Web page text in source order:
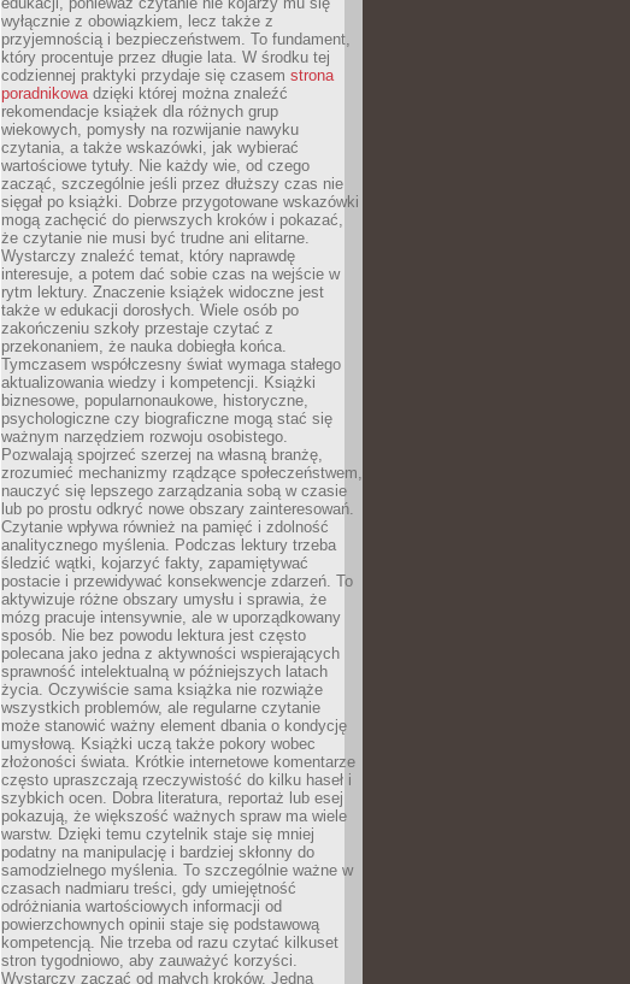
wyłącznie z obowiązkiem, lecz także z
przyjemnością i bezpieczeństwem. To fundament,
który procentuje przez długie lata. W środku tej
codziennej praktyki przydaje się czasem strona
poradnikowadzięki której można znaleźć
rekomendacje książek dla różnych grup
wiekowych, pomysły na rozwijanie nawyku
czytania, a także wskazówki, jak wybierać
wartościowe tytuły. Nie każdy wie, od czego
zacząć, szczególnie jeśli przez dłuższy czas nie
sięgał po książki. Dobrze przygotowane wskazówki
mogą zachęcić do pierwszych kroków i pokazać,
że czytanie nie musi być trudne ani elitarne.
Wystarczy znaleźć temat, który naprawdę
interesuje, a potem dać sobie czas na wejście w
rytm lektury. Znaczenie książek widoczne jest
także w edukacji dorosłych. Wiele osób po
zakończeniu szkoły przestaje czytać z
przekonaniem, że nauka dobiegła końca.
Tymczasem współczesny świat wymaga stałego
aktualizowania wiedzy i kompetencji. Książki
biznesowe, popularnonaukowe, historyczne,
psychologiczne czy biograficzne mogą stać się
ważnym narzędziem rozwoju osobistego.
Pozwalają spojrzeć szerzej na własną branżę,
zrozumieć mechanizmy rządzące społeczeństwem,
nauczyć się lepszego zarządzania sobą w czasie
lub po prostu odkryć nowe obszary zainteresowań.
Czytanie wpływa również na pamięć i zdolność
analitycznego myślenia. Podczas lektury trzeba
śledzić wątki, kojarzyć fakty, zapamiętywać
postacie i przewidywać konsekwencje zdarzeń. To
aktywizuje różne obszary umysłu i sprawia, że
mózg pracuje intensywnie, ale w uporządkowany
sposób. Nie bez powodu lektura jest często
polecana jako jedna z aktywności wspierających
sprawność intelektualną w późniejszych latach
życia. Oczywiście sama książka nie rozwiąże
wszystkich problemów, ale regularne czytanie
może stanowić ważny element dbania o kondycję
umysłową. Książki uczą także pokory wobec
złożoności świata. Krótkie internetowe komentarze
często upraszczają rzeczywistość do kilku haseł i
szybkich ocen. Dobra literatura, reportaż lub esej
pokazują, że większość ważnych spraw ma wiele
warstw. Dzięki temu czytelnik staje się mniej
podatny na manipulację i bardziej skłonny do
samodzielnego myślenia. To szczególnie ważne w
czasach nadmiaru treści, gdy umiejętność
odróżniania wartościowych informacji od
powierzchownych opinii staje się podstawową
kompetencją. Nie trzeba od razu czytać kilkuset
stron tygodniowo, aby zauważyć korzyści.
Wystarczy zacząć od małych kroków. Jedna